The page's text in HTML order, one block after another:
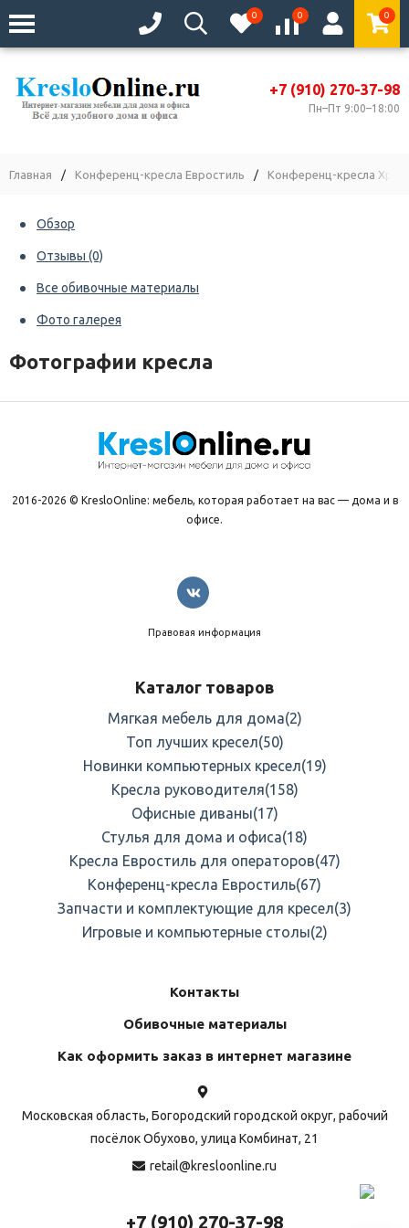
0 0 0
+7 (910) 270-37-98
Пн–Пт 9:00–18:00
Главная / Конференц-кресла Евростиль / Конференц-кресла Хром
Обзор
Отзывы (0)
Все обивочные материалы
Фото галерея
Фотографии кресла
2016-2026 © KresloOnline: мебель, которая работает на вас — дома и в
офисе.
Правовая информация
Каталог товаров
Мягкая мебель для дома(2)
Топ лучших кресел(50)
Новинки компьютерных кресел(19)
Кресла руководителя(158)
Офисные диваны(17)
Стулья для дома и офиса(18)
Кресла Евростиль для операторов(47)
Конференц-кресла Евростиль(67)
Запчасти и комплектующие для кресел(3)
Игровые и компьютерные столы(2)
Контакты
Обивочные материалы
Как оформить заказ в интернет магазине
Московская область, Богородский городской округ, рабочий
посёлок Обухово, улица Комбинат, 21
retail@kresloonline.ru
+7 (910) 270-37-98